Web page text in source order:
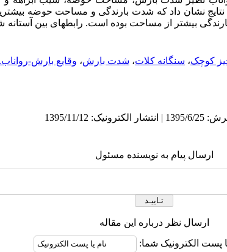
نشان داد که شدت بارندگی و مساحت حوضه
بیشتر از مساحت بوده است. رابطه­ای بین
کوچک، سنگانه کلات، شدت بارش، وقایع بارش-رواناب.
ارسال پیام به نویسنده مسئول
ارسال نظر درباره این مقاله
پست الکترونیک شما: